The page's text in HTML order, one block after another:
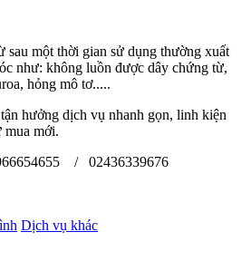
sau một thời gian sử dụng thường xuất
như: không luồn được dây chứng từ,
hỏng mô tơ.....
hưởng dịch vụ nhanh gọn, linh kiện
mua mới.
/ 02436339676
Dịch vụ khác